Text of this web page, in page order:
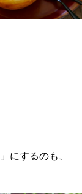
」にするのも、